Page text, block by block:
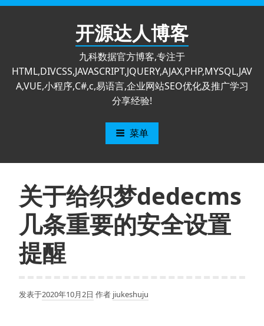
跳
开源达人博客
九科数据官方博客,专注于
HTML,DIVCSS,JAVASCRIPT,JQUERY,AJAX,PHP,MYSQL,JAV
A,VUE,小程序,C#,c,易语言,企业网站SEO优化及推广学习
分享经验!
菜单
关于给织梦dedecms
几条重要的安全设置
提醒
发表于2020年10月2日 作者 jiukeshuju